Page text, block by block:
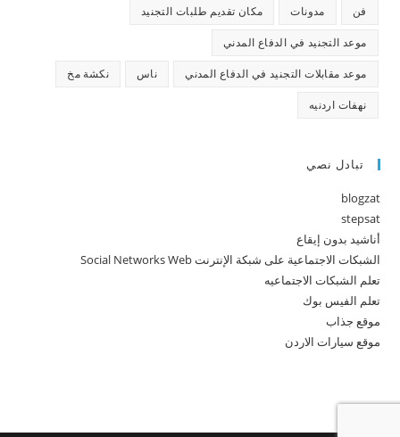
فن مدونات مكان تقديم طلبات التجنيد
موعد التجنيد في الدفاع المدني
موعد مقابلات التجنيد في الدفاع المدني ناس نكشة مخ
نهفات اردنيه
تبادل نصي
blogzat
stepsat
أناشيد بدون إيقاع
الشبكات الاجتماعية على شبكة الإنترنت Social Networks Web
تعلم الشبكات الاجتماعيه
تعلم الفيس بوك
موقع جذاب
موقع سيارات الاردن